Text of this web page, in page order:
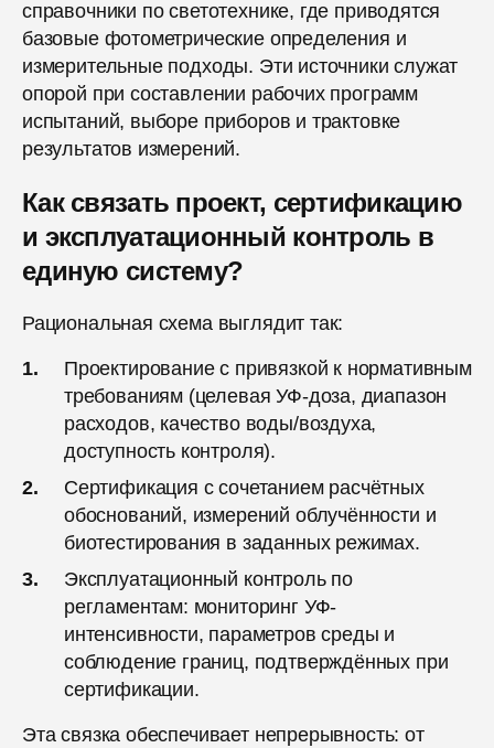
справочники по светотехнике, где приводятся
базовые фотометрические определения и
измерительные подходы. Эти источники служат
опорой при составлении рабочих программ
испытаний, выборе приборов и трактовке
результатов измерений.
Как связать проект, сертификацию
и эксплуатационный контроль в
единую систему?
Рациональная схема выглядит так:
Проектирование с привязкой к нормативным
требованиям (целевая УФ-доза, диапазон
расходов, качество воды/воздуха,
доступность контроля).
Сертификация с сочетанием расчётных
обоснований, измерений облучённости и
биотестирования в заданных режимах.
Эксплуатационный контроль по
регламентам: мониторинг УФ-
интенсивности, параметров среды и
соблюдение границ, подтверждённых при
сертификации.
Эта связка обеспечивает непрерывность: от